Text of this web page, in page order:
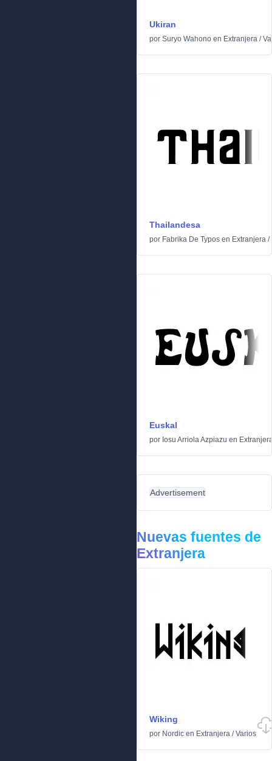
Ukiran
por Suryo Wahono en Extranjera /
Thailandesa
por Fabrika De Typos en Extranjera /
Euskal
por Iosu Arriola Azpiazu en
Advertisement
Nuevas fuentes de
Extranjera
Wiking
por Nordic en Extranjera /Varios